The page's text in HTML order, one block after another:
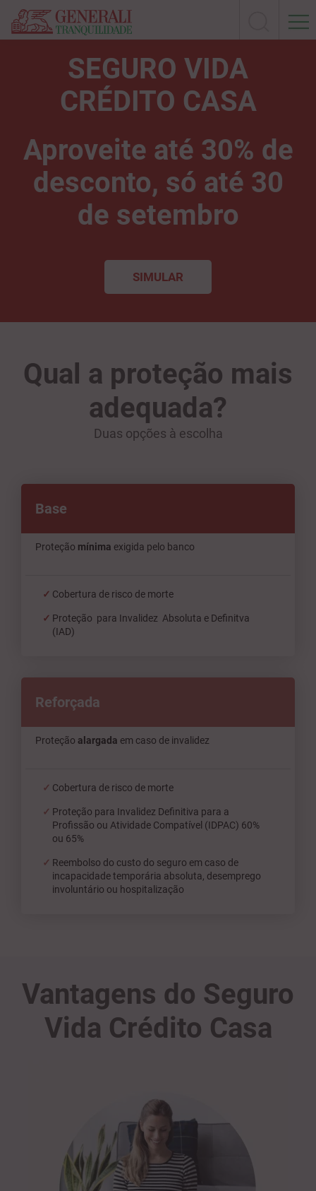
SEGURO VIDA
CRÉDITO CASA
Aproveite até 30% de
desconto, só até 30
de setembro
SIMULAR
Qual a proteção mais
adequada?
Duas opções à escolha
Base
Proteção mínima exigida pelo banco
Cobertura de risco de morte
Proteção para Invalidez Absoluta e Definitva
(IAD)
Reforçada
Proteçãoalargada em caso de invalidez
Cobertura de risco de morte
Proteção para Invalidez Definitiva para a
Profissão ou Atividade Compatível (IDPAC) 60%
ou 65%
Reembolso do custo do seguro em caso de
incapacidade temporária absoluta, desemprego
involuntário ou hospitalização
Vantagens do Seguro
Vida Crédito Casa